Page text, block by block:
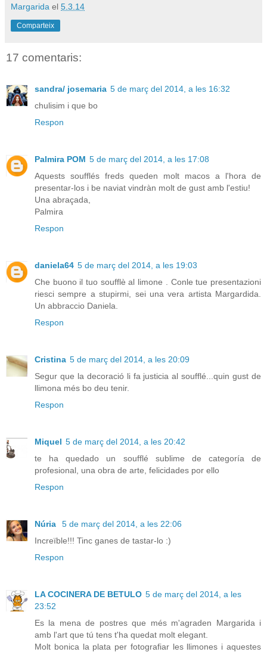
Margarida el 5.3.14
Comparteix
17 comentaris:
sandra/ josemaria 5 de març del 2014, a les 16:32
chulisim i que bo
Respon
Palmira POM 5 de març del 2014, a les 17:08
Aquests soufflés freds queden molt macos a l'hora de
presentar-los i be naviat vindràn molt de gust amb l'estiu!
Una abraçada,
Palmira
Respon
daniela64 5 de març del 2014, a les 19:03
Che buono il tuo soufflè al limone . Conle tue presentazioni
riesci sempre a stupirmi, sei una vera artista Margardida.
Un abbraccio Daniela.
Respon
Cristina 5 de març del 2014, a les 20:09
Segur que la decoració li fa justicia al soufflé...quin gust de
llimona més bo deu tenir.
Respon
Miquel 5 de març del 2014, a les 20:42
te ha quedado un soufflé sublime de categoría de
profesional, una obra de arte, felicidades por ello
Respon
Núria
5 de març del 2014, a les 22:06
Increïble!!! Tinc ganes de tastar-lo :)
Respon
LA COCINERA DE BETULO 5 de març del 2014, a les
23:52
Es la mena de postres que més m'agraden Margarida i
amb l'art que tú tens t'ha quedat molt elegant.
Molt bonica la plata per fotografiar les llimones i aquestes